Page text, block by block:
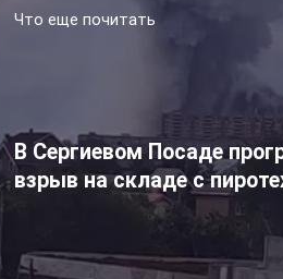
Что еще почитать
В Сергиевом Посаде
взрыв на складе с